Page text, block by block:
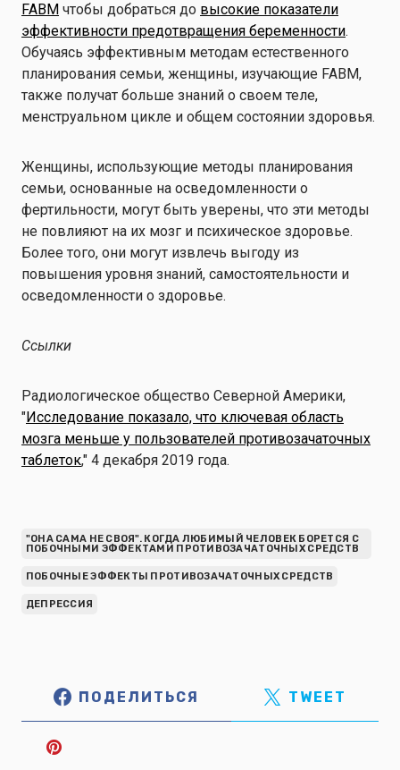
FABM чтобы добраться до высокие показатели
эффективности предотвращения беременности.
Обучаясь эффективным методам естественного
планирования семьи, женщины, изучающие FABM,
также получат больше знаний о своем теле,
менструальном цикле и общем состоянии здоровья.
Женщины, использующие методы планирования
семьи, основанные на осведомленности о
фертильности, могут быть уверены, что эти методы
не повлияют на их мозг и психическое здоровье.
Более того, они могут извлечь выгоду из
повышения уровня знаний, самостоятельности и
осведомленности о здоровье.
Ссылки
Радиологическое общество Северной Америки,
"Исследование показало, что ключевая область
мозга меньше у пользователей противозачаточных
таблеток," 4 декабря 2019 года.
"ОНА САМА НЕ СВОЯ". КОГДА ЛЮБИМЫЙ ЧЕЛОВЕК БОРЕТСЯ С
ПОБОЧНЫМИ ЭФФЕКТАМИ ПРОТИВОЗАЧАТОЧНЫХ СРЕДСТВ
ПОБОЧНЫЕ ЭФФЕКТЫ ПРОТИВОЗАЧАТОЧНЫХ СРЕДСТВ
ДЕПРЕССИЯ
ПОДЕЛИТЬСЯ TWEET